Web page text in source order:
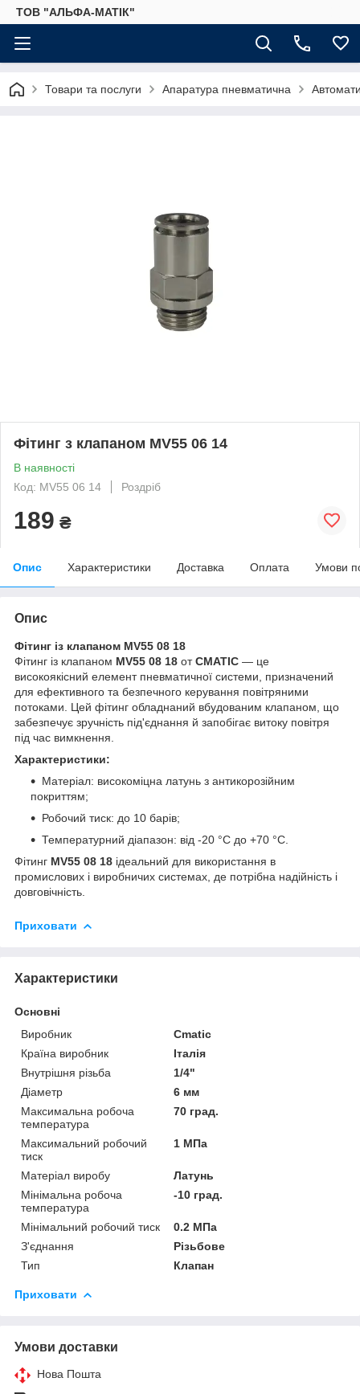
ТОВ "АЛЬФА-МАТІК"
Товари та послуги Апаратура пневматична
Фітинг з клапаном MV55 06 14
В наявності
Код: MV55 06 14
Роздріб
189 ₴
Опис Характеристики Доставка Оплата Умови
Опис
Фітинг із клапаном MV55 08 18
Фітинг із клапаном MV55 08 18 отCMATIC — це
високоякісний елемент пневматичної системи, призначений
для ефективного та безпечного керування повітряними
потоками. Цей фітинг обладнаний вбудованим клапаном, що
забезпечує зручність під'єднання й запобігає витоку повітря
під час вимкнення.
Характеристики:
Матеріал: високоміцна латунь з антикорозійним
покриттям;
Робочий тиск: до 10 барів;
Температурний діапазон: від -20 °C до +70 °C.
Фітинг MV55 08 18 ідеальний для використання в
промислових і виробничих системах, де потрібна надійність і
довговічність.
Приховати
Характеристики
Основні
Виробник
Cmatic
Країна виробник
Італія
Внутрішня різьба
1/4"
Діаметр
6 мм
Максимальна робоча
температура
70 град.
Максимальний робочий
тиск
1 МПа
Матеріал виробу
Латунь
Мінімальна робоча
температура
-10 град.
Мінімальний робочий тиск
0.2 МПа
З'єднання
Різьбове
Тип
Клапан
Приховати
Умови доставки
Нова Пошта